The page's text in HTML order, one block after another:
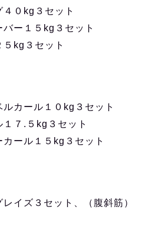
０kg３セット
ー１５kg３セット
kg３セット
カール１０kg３セット
７.５kg３セット
ール１５kg３セット
イズ３セット、（腹斜筋）